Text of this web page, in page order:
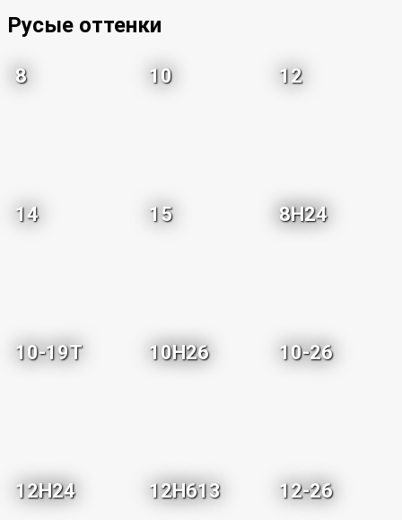
Русые оттенки
8 10 12
14 15 8H24
10-19T 10H26 10-26
12H24 12H613 12-26